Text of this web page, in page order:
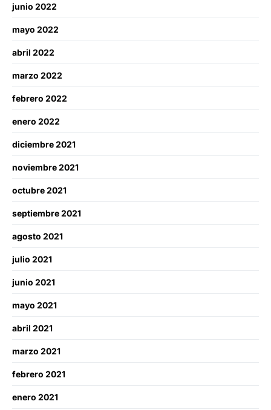
junio 2022
mayo 2022
abril 2022
marzo 2022
febrero 2022
enero 2022
diciembre 2021
noviembre 2021
octubre 2021
septiembre 2021
agosto 2021
julio 2021
junio 2021
mayo 2021
abril 2021
marzo 2021
febrero 2021
enero 2021